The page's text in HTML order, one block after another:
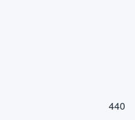
440